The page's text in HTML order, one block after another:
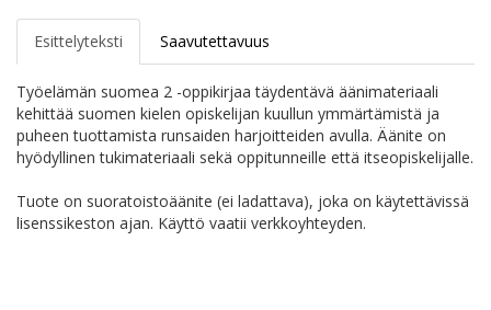
Esittelyteksti Saavutettavuus
Työelämän suomea 2 -oppikirjaa täydentävä äänimateriaali
kehittää suomen kielen opiskelijan kuullun ymmärtämistä ja
puheen tuottamista runsaiden harjoitteiden avulla. Äänite on
hyödyllinen tukimateriaali sekä oppitunneille että itseopiskelijalle.
Tuote on suoratoistoäänite (ei ladattava), joka on käytettävissä
lisenssikeston ajan. Käyttö vaatii verkkoyhteyden.